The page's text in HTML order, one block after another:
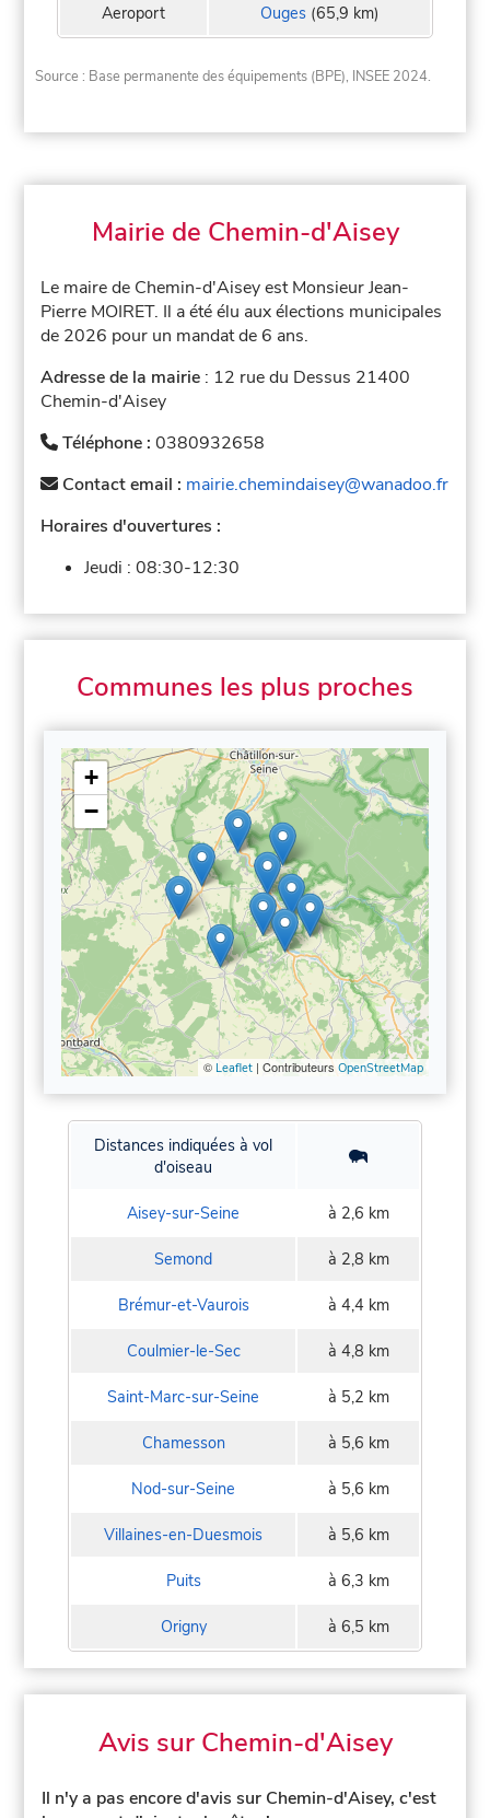
Aeroport Ouges(65,9 km)
Source : Base permanente des équipements (BPE), INSEE 2024.
Mairie de Chemin-d'Aisey
Le maire de Chemin-d'Aisey est Monsieur Jean-
Pierre MOIRET. Il a été élu aux élections municipales
de 2026 pour un mandat de 6 ans.
Adresse de la mairie : 12 rue du Dessus 21400
Chemin-d'Aisey
Téléphone :0380932658
Contact email : mairie.chemindaisey@wanadoo.fr
Horaires d'ouvertures :
Jeudi :08:30-12:30
Communes les plus proches
+
−
© Leaflet| Contributeurs OpenStreetMap
Distances indiquées à vol
d'oiseau
Aisey-sur-Seine à 2,6 km
Semond à 2,8 km
Brémur-et-Vaurois à 4,4 km
Coulmier-le-Sec à 4,8 km
Saint-Marc-sur-Seine à 5,2 km
Chamesson à 5,6 km
Nod-sur-Seine à 5,6 km
Villaines-en-Duesmois à 5,6 km
Puits à 6,3 km
Origny à 6,5 km
Avis sur Chemin-d'Aisey
Il n'y a pas encore d'avis sur Chemin-d'Aisey, c'est